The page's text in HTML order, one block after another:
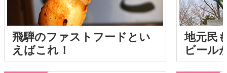
飛騨のファストフードとい
えばこれ！
地元民
ビール